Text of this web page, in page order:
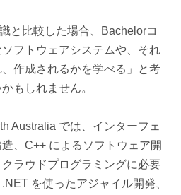
と比較した場合、Bachelorコ
フトウェアシステムや、それ
作成されるかを学べる」と考
もしれません。
Australia では、インターフェ
、C++ によるソフトウェア開
ラウドプログラミングに必要
を使ったアジャイル開発、